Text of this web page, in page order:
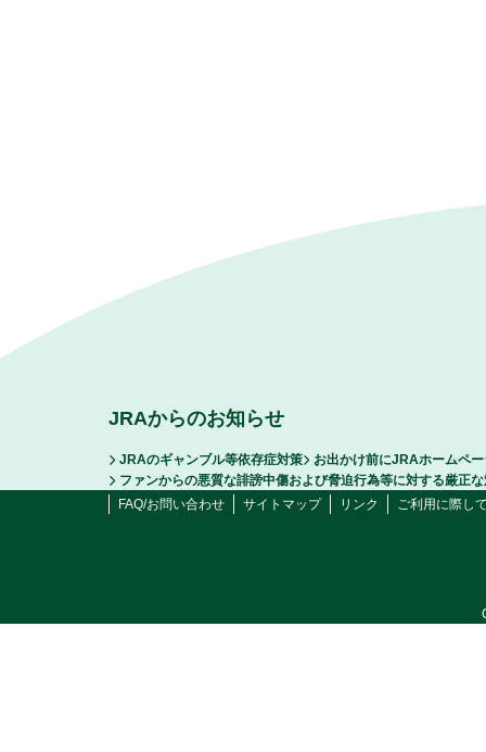
JRAからのお知らせ
JRAのギャンブル等依存症対策
お出かけ前にJRAホームペ
ファンからの悪質な誹謗中傷および脅迫行為等に対する厳正
FAQ/お問い合わせ
サイトマップ リンク ご利用に際し